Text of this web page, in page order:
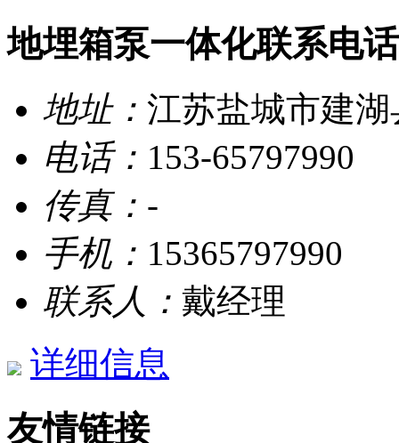
地埋箱泵一体化联系电话
地址： 江苏盐城市建
电话： 153-65797990
传真： -
手机： 15365797990
联系人： 戴经理
详细信息
友情链接